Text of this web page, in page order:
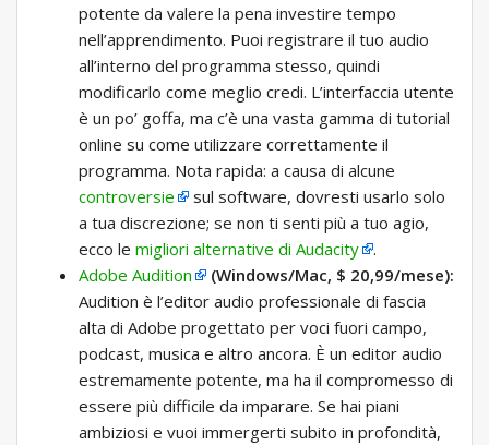
potente da valere la pena investire tempo
nell’apprendimento. Puoi registrare il tuo audio
all’interno del programma stesso, quindi
modificarlo come meglio credi. L’interfaccia utente
è un po’ goffa, ma c’è una vasta gamma di tutorial
online su come utilizzare correttamente il
programma. Nota rapida: a causa di alcune
controversie
sul software, dovresti usarlo solo
a tua discrezione; se non ti senti più a tuo agio,
ecco le migliori alternative di Audacity
.
Adobe Audition
(Windows/Mac, $ 20,99/mese):
Audition è l’editor audio professionale di fascia
alta di Adobe progettato per voci fuori campo,
podcast, musica e altro ancora. È un editor audio
estremamente potente, ma ha il compromesso di
essere più difficile da imparare. Se hai piani
ambiziosi e vuoi immergerti subito in profondità,